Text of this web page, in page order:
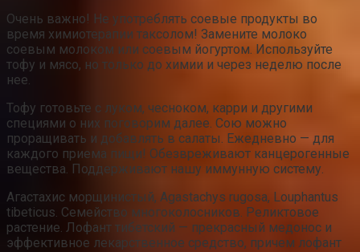
Очень важно! Не употреблять соевые продукты во
время химиотерапии таксолом! Замените молоко
соевым молоком или соевым йогуртом. Используйте
тофу и мясо, но только до химии и через неделю после
нее.
Тофу готовьте с луком, чесноком, карри и другими
специями о них поговорим далее. Сою можно
проращивать и добавлять в салаты. Ежедневно — для
каждого приема пищи! Обезвреживают канцерогенные
вещества. Поддерживают нашу иммунную систему.
Агастахис морщинистый, Agastachys rugosa, Louphantus
tibeticus. Семейство многоколосников. Реликтовое
растение. Лофант тибетский — прекрасный медонос и
эффективное лекарственное средство, причем лофант